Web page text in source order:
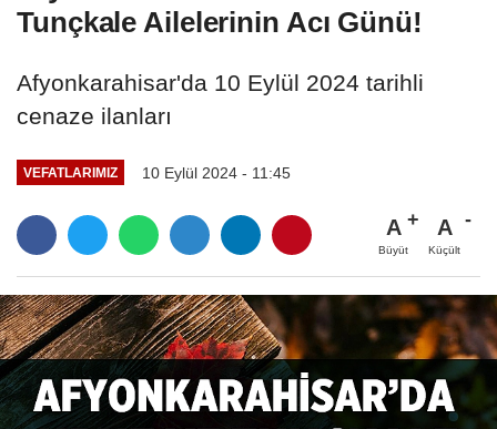
Tunçkale Ailelerinin Acı Günü!
Afyonkarahisar'da 10 Eylül 2024 tarihli
cenaze ilanları
VEFATLARIMIZ 10 Eylül 2024 - 11:45
A
Büyüt
A
Küçült